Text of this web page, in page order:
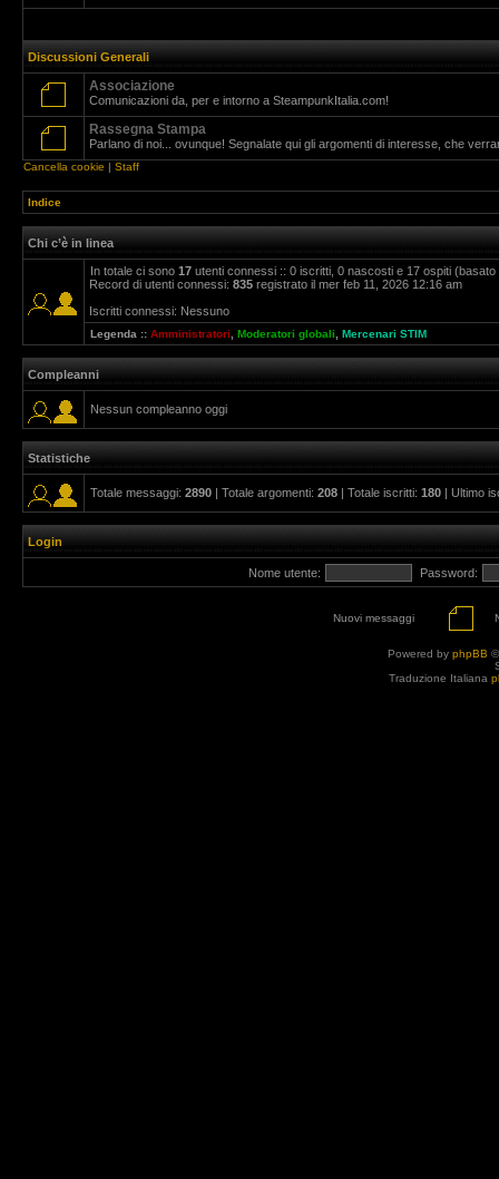
Discussioni Generali
Associazione
Comunicazioni da, per e intorno a SteampunkItalia.com!
Rassegna Stampa
Parlano di noi... ovunque! Segnalate qui gli argomenti di interesse, che
Cancella cookie | Staff
Indice
Chi c’è in linea
In totale ci sono 17 utenti connessi :: 0 iscritti, 0 nascosti e 17 ospiti (basato
Record di utenti connessi: 835 registrato il mer feb 11, 2026 12:16 am
Iscritti connessi: Nessuno
Legenda :: Amministratori Moderatori globali Mercenari STIM
Compleanni
Nessun compleanno oggi
Statistiche
Totale messaggi: 2890 | Totale argomenti: 208 | Totale iscritti: 180 | Ultimo
Login
Nome utente: Password:
Nuovi messaggi
Powered by phpBB
Traduzione Italiana